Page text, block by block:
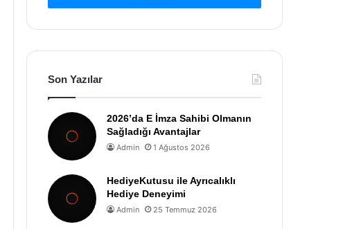
Son Yazılar
2026’da E İmza Sahibi Olmanın
Sağladığı Avantajlar
Admin 1 Ağustos 2026
HediyeKutusu ile Ayrıcalıklı
Hediye Deneyimi
Admin 25 Temmuz 2026